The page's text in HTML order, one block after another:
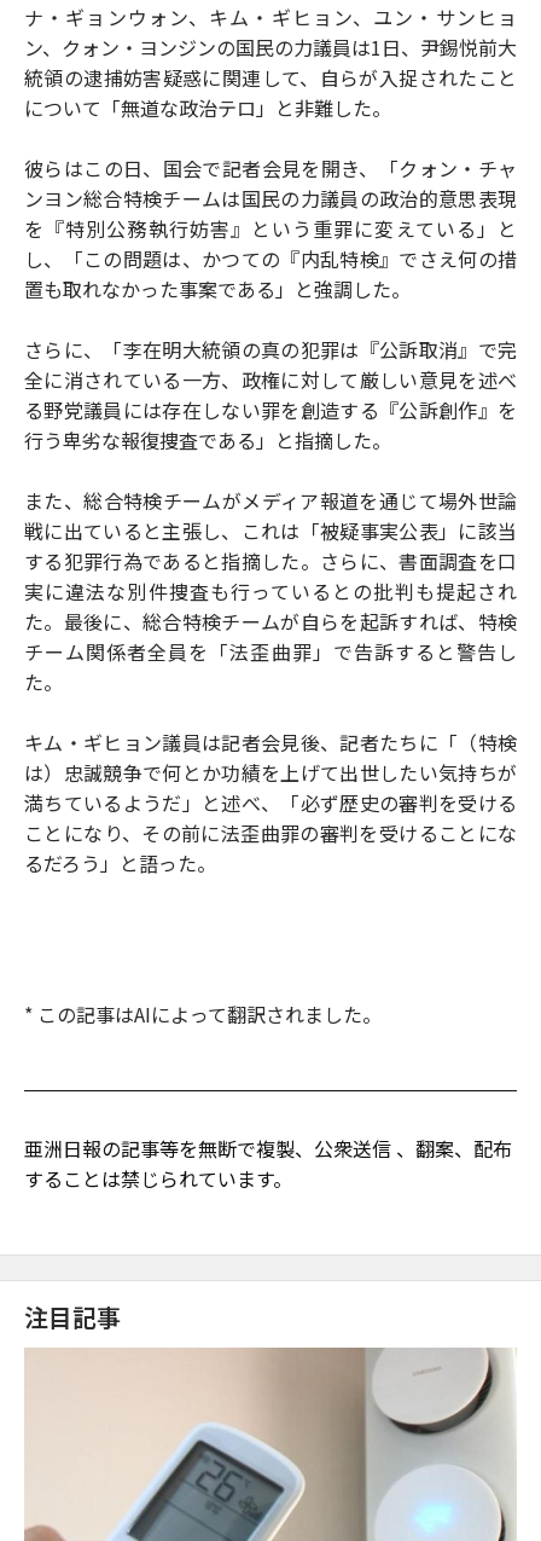
ナ・ギョンウォン、キム・ギヒョン、ユン・サンヒョ
ン、クォン・ヨンジンの国民の力議員は1日、尹錫悦前大
統領の逮捕妨害疑惑に関連して、自らが入捉されたこと
について「無道な政治テロ」と非難した。
彼らはこの日、国会で記者会見を開き、「クォン・チャ
ンヨン総合特検チームは国民の力議員の政治的意思表現
を『特別公務執行妨害』という重罪に変えている」と
し、「この問題は、かつての『内乱特検』でさえ何の措
置も取れなかった事案である」と強調した。
さらに、「李在明大統領の真の犯罪は『公訴取消』で完
全に消されている一方、政権に対して厳しい意見を述べ
る野党議員には存在しない罪を創造する『公訴創作』を
行う卑劣な報復捜査である」と指摘した。
また、総合特検チームがメディア報道を通じて場外世論
戦に出ていると主張し、これは「被疑事実公表」に該当
する犯罪行為であると指摘した。さらに、書面調査を口
実に違法な別件捜査も行っているとの批判も提起され
た。最後に、総合特検チームが自らを起訴すれば、特検
チーム関係者全員を「法歪曲罪」で告訴すると警告し
た。
キム・ギヒョン議員は記者会見後、記者たちに「（特検
は）忠誠競争で何とか功績を上げて出世したい気持ちが
満ちているようだ」と述べ、「必ず歴史の審判を受ける
ことになり、その前に法歪曲罪の審判を受けることにな
るだろう」と語った。
* この記事はAIによって翻訳されました。
亜洲日報の記事等を無断で複製、公衆送信 、翻案、配布
することは禁じられています。
注目記事